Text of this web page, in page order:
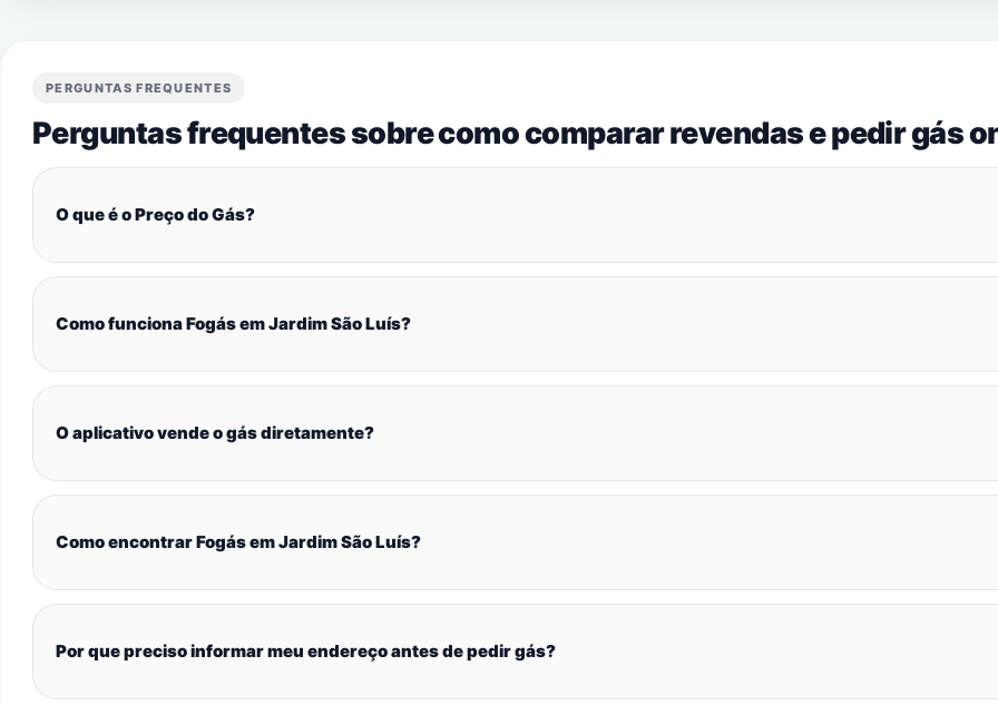
PERGUNTAS FREQUENTES
Perguntas frequentes sobre como comparar revendas e pedir gás
O que é o Preço do Gás?
Como funciona Fogás em Jardim São Luís?
O aplicativo vende o gás diretamente?
Como encontrar Fogás em Jardim São Luís?
Por que preciso informar meu endereço antes de pedir gás?